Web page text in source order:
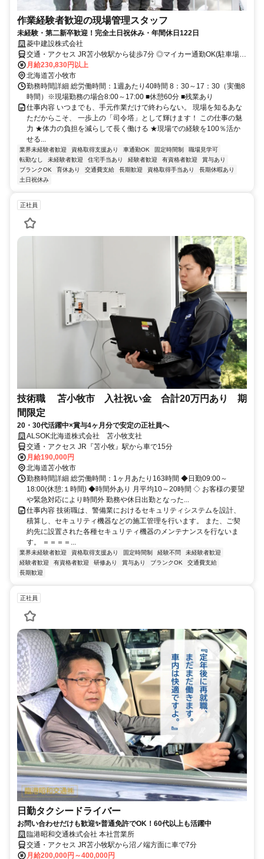
作業経験者歓迎の現場管理スタッフ
未経験・第二新卒歓迎！完全土日祝休み・年間休日122日
菱中建設株式会社
交通・アクセス JR苫小牧駅から徒歩7分 ◎マイカー通勤OK(駐車場完
備)
月給230,830円以上
北海道苫小牧市
勤務時間詳細 総労働時間：1週あたり40時間 8：30～17：30（実働8
時間）※現場勤務の場合8:00～17:00 ■休憩60分 ■残業あり
仕事内容 いつまでも、手元作業だけで終わらない。 現場を知るあな
ただからこそ、 一歩上の「司令塔」として輝けます！ この仕事の魅
力 ★体力の負担を減らして長く働ける ★現場での経験を100％活か
せる...
業界未経験者歓迎 資格取得支援あり 車通勤OK 固定時間制
職場見学可
転勤なし
未経験者歓迎 住宅手当あり 経験者歓迎 有資格者歓迎
賞与あり
ブランクOK
育休あり 交通費支給 長期歓迎 資格取得手当あり
長期休暇あり
土日祝休み
正社員
技術職 苫小牧市 入社祝い金 合計20万円あり 期
間限定
20・30代活躍中×賞与4ヶ月分で安定の正社員へ
ALSOK北海道株式会社 苫小牧支社
交通・アクセス JR『苫小牧』駅から車で15分
月給190,000円
北海道苫小牧市
勤務時間詳細 総労働時間：1ヶ月あたり163時間 ◆日勤09:00～
18:00(休憩:１時間) ◆時間外あり 月平均10～20時間 ◇ お客様の要望
や緊急対応により時間外 勤務や休日出勤となった...
仕事内容 技術職は、警備業におけるセキュリティシステムを設計、
積算し、セキュリティ機器などの施工管理を行います。 また、ご契
約先に設置された各種セキュリティ機器のメンテナンスを行ないま
す。 ＝＝＝＝...
業界未経験者歓迎 資格取得支援あり 固定時間制 経験不問
未経験者歓迎
経験者歓迎
有資格者歓迎 研修あり 賞与あり ブランクOK
交通費支給
長期歓迎
正社員
日勤タクシードライバー
お問い合わせだけも歓迎✨普通免許でOK！60代以上も活躍中
臨港昭和交通株式会社 本社営業所
交通・アクセス JR苫小牧駅から沼ノ端方面に車で7分
月給200,000円～400,000円